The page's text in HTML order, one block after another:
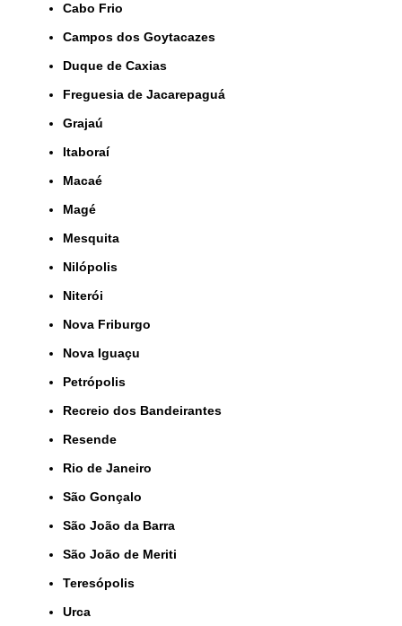
Cabo Frio
Campos dos Goytacazes
Duque de Caxias
Freguesia de Jacarepaguá
Grajaú
Itaboraí
Macaé
Magé
Mesquita
Nilópolis
Niterói
Nova Friburgo
Nova Iguaçu
Petrópolis
Recreio dos Bandeirantes
Resende
Rio de Janeiro
São Gonçalo
São João da Barra
São João de Meriti
Teresópolis
Urca